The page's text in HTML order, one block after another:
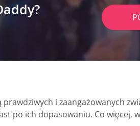
i zaangażowanych
po ich dopasowaniu. Co więcej,